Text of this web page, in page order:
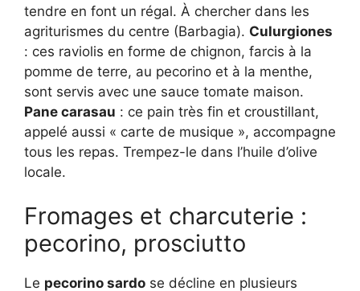
tendre en font un régal. À chercher dans les
agriturismes du centre (Barbagia). Culurgiones
: ces raviolis en forme de chignon, farcis à la
pomme de terre, au pecorino et à la menthe,
sont servis avec une sauce tomate maison.
Pane carasau : ce pain très fin et croustillant,
appelé aussi « carte de musique », accompagne
tous les repas. Trempez-le dans l’huile d’olive
locale.
Fromages et charcuterie :
pecorino, prosciutto
Le pecorino sardo se décline en plusieurs